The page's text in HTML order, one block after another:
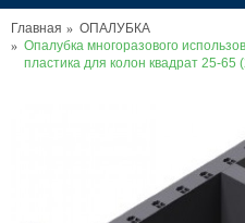
Главная
ОПАЛУБКА
Опалубка многоразового
пластика для колон квадрат 25-